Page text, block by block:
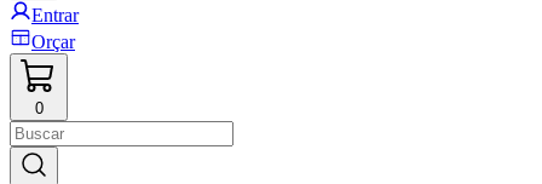
Entrar
Orçar
0